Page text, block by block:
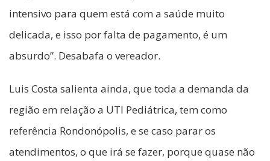
intensivo para quem está com a saúde muito
delicada, e isso por falta de pagamento, é um
absurdo”. Desabafa o vereador.
Luis Costa salienta ainda, que toda a demanda da
região em relação a UTI Pediátrica, tem como
referência Rondonópolis, e se caso parar os
atendimentos, o que irá se fazer, porque quase não